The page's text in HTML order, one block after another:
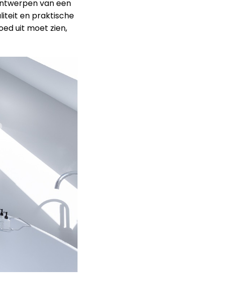
van een
en praktische
uit moet zien,